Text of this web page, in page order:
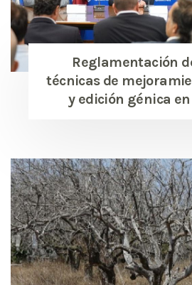
Reglamentación
técnicas de
y edición génica